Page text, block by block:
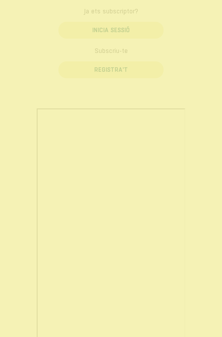
Ja ets subscriptor?
INICIA SESSIÓ
Subscriu-te
REGISTRA'T